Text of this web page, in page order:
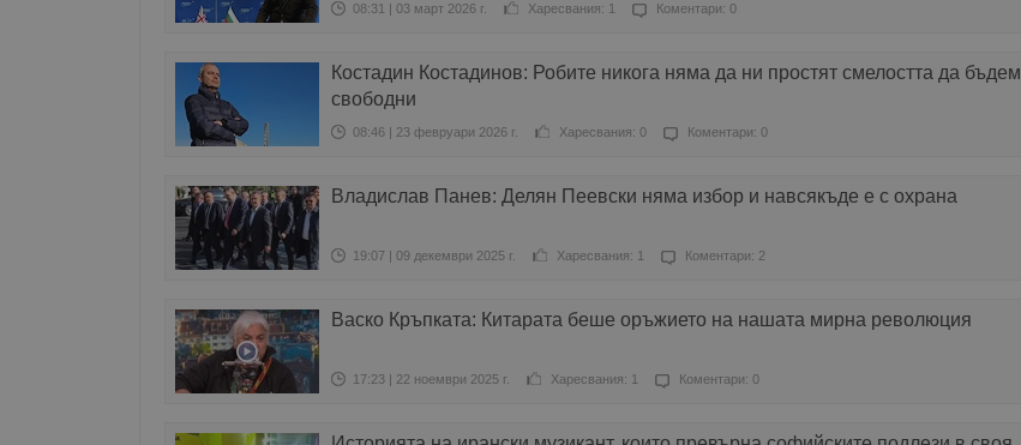
08:31 | 03 март 2026 г. Харесвания: 1 Коментари: 0
Костадин Костадинов: Робите никога няма да ни простят смелостта да бъдем
свободни
08:46 | 23 февруари 2026 г. Харесвания: 0 Коментари: 0
Владислав Панев: Делян Пеевски няма избор и навсякъде е с охрана
19:07 | 09 декември 2025 г. Харесвания: 1 Коментари: 2
Васко Кръпката: Китарата беше оръжието на нашата мирна революция
17:23 | 22 ноември 2025 г. Харесвания: 1 Коментари: 0